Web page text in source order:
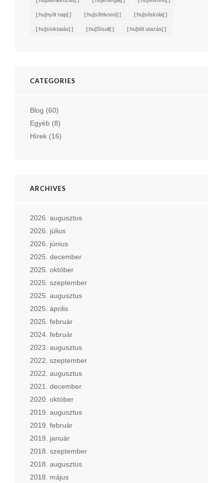
[:hu]nyílt nap[:] [:hu]sífelvonó[:] [:hu]síiskola[:]
[:hu]síoktatás[:] [:hu]Sísuli[:] [:hu]téli utazás[:]
CATEGORIES
Blog (60)
Egyéb (8)
Hírek (16)
ARCHIVES
2026. augusztus
2026. július
2026. június
2025. december
2025. október
2025. szeptember
2025. augusztus
2025. április
2025. február
2024. február
2023. augusztus
2022. szeptember
2022. augusztus
2021. december
2020. október
2019. augusztus
2019. február
2019. január
2018. szeptember
2018. augusztus
2018. május